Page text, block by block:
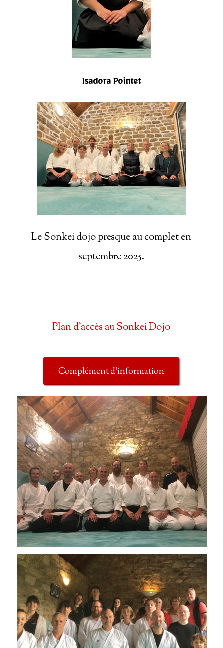
Isadora Pointet
Le Sonkei dojo presque au complet en
septembre 2025.
Plan d’accès au Sonkei Dojo
Complément d’information